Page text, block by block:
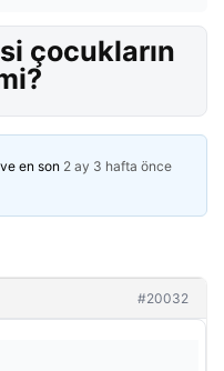
çocukların
en son 2 ay 3 hafta önce
#20032